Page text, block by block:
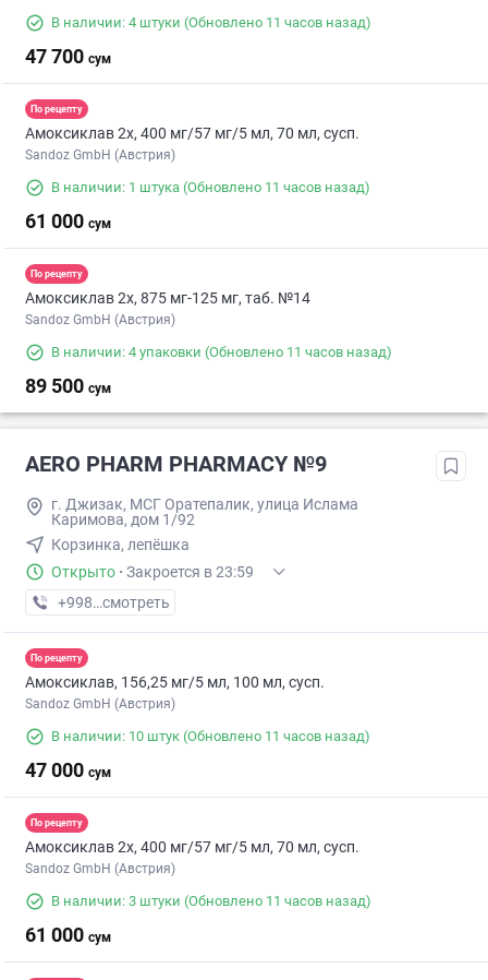
В наличии: 4 штуки (Обновлено 11 часов назад)
47 700 сум
По рецепту
Амоксиклав 2х, 400 мг/57 мг/5 мл, 70 мл, сусп.
Sandoz GmbH (Австрия)
В наличии: 1 штука (Обновлено 11 часов назад)
61 000 сум
По рецепту
Амоксиклав 2х, 875 мг-125 мг, таб. №14
Sandoz GmbH (Австрия)
В наличии: 4 упаковки (Обновлено 11 часов назад)
89 500 сум
AERO PHARM PHARMACY №9
г. Джизак, МСГ Оратепалик, улица Ислама
Каримова, дом 1/92
Корзинка, лепёшка
Открыто · Закроется в 23:59
+998 (70) XXX-XX-XX
смотреть
По рецепту
Амоксиклав, 156,25 мг/5 мл, 100 мл, сусп.
Sandoz GmbH (Австрия)
В наличии: 10 штук (Обновлено 11 часов назад)
47 000 сум
По рецепту
Амоксиклав 2х, 400 мг/57 мг/5 мл, 70 мл, сусп.
Sandoz GmbH (Австрия)
В наличии: 3 штуки (Обновлено 11 часов назад)
61 000 сум